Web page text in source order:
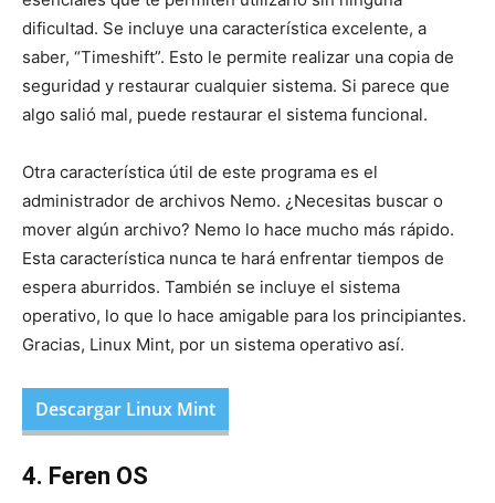
dificultad. Se incluye una característica excelente, a
saber, “Timeshift”. Esto le permite realizar una copia de
seguridad y restaurar cualquier sistema. Si parece que
algo salió mal, puede restaurar el sistema funcional.
Otra característica útil de este programa es el
administrador de archivos Nemo. ¿Necesitas buscar o
mover algún archivo? Nemo lo hace mucho más rápido.
Esta característica nunca te hará enfrentar tiempos de
espera aburridos. También se incluye el sistema
operativo, lo que lo hace amigable para los principiantes.
Gracias, Linux Mint, por un sistema operativo así.
Descargar Linux Mint
4. Feren OS